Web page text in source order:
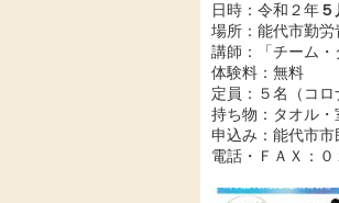
日時：令和２年
場所：能代市勤労
講師：「チーム
体験料：無料
定員：５名（コロ
持ち物：タオル
申込み：能代市
電話・ＦＡＸ：